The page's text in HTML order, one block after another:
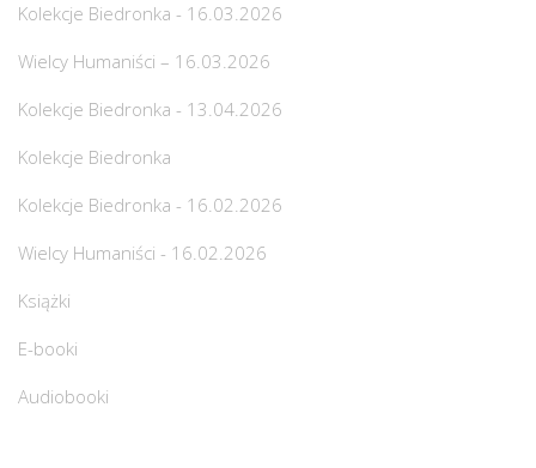
Kolekcje Biedronka - 16.03.2026
Wielcy Humaniści – 16.03.2026
Kolekcje Biedronka - 13.04.2026
Kolekcje Biedronka
Kolekcje Biedronka - 16.02.2026
Wielcy Humaniści - 16.02.2026
Książki
E-booki
Audiobooki